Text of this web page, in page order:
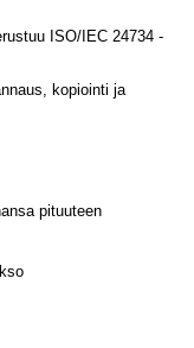
ISO/IEC 24734 -
kopiointi ja
pituuteen